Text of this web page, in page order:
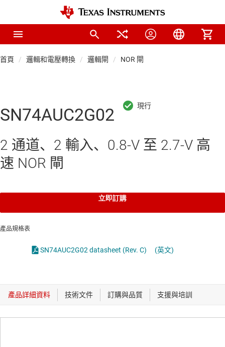
首頁 邏輯和電壓轉換 邏輯閘 NOR 閘
SN74AUC2G02
2 通道、2 輸入、0.8-V 至 2.7-V 高
速 NOR 閘
立即訂購
產品規格表
SN74AUC2G02 datasheet (Rev. C) (英文)